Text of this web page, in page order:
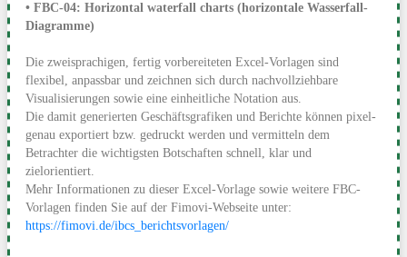
• FBC-04: Horizontal waterfall charts (horizontale Wasserfall-
Diagramme)
Die zweisprachigen, fertig vorbereiteten Excel-Vorlagen sind
flexibel, anpassbar und zeichnen sich durch nachvollziehbare
Visualisierungen sowie eine einheitliche Notation aus.
Die damit generierten Geschäftsgrafiken und Berichte können pixel-
genau exportiert bzw. gedruckt werden und vermitteln dem
Betrachter die wichtigsten Botschaften schnell, klar und
zielorientiert.
Mehr Informationen zu dieser Excel-Vorlage sowie weitere FBC-
Vorlagen finden Sie auf der Fimovi-Webseite unter:
https://fimovi.de/ibcs_berichtsvorlagen/